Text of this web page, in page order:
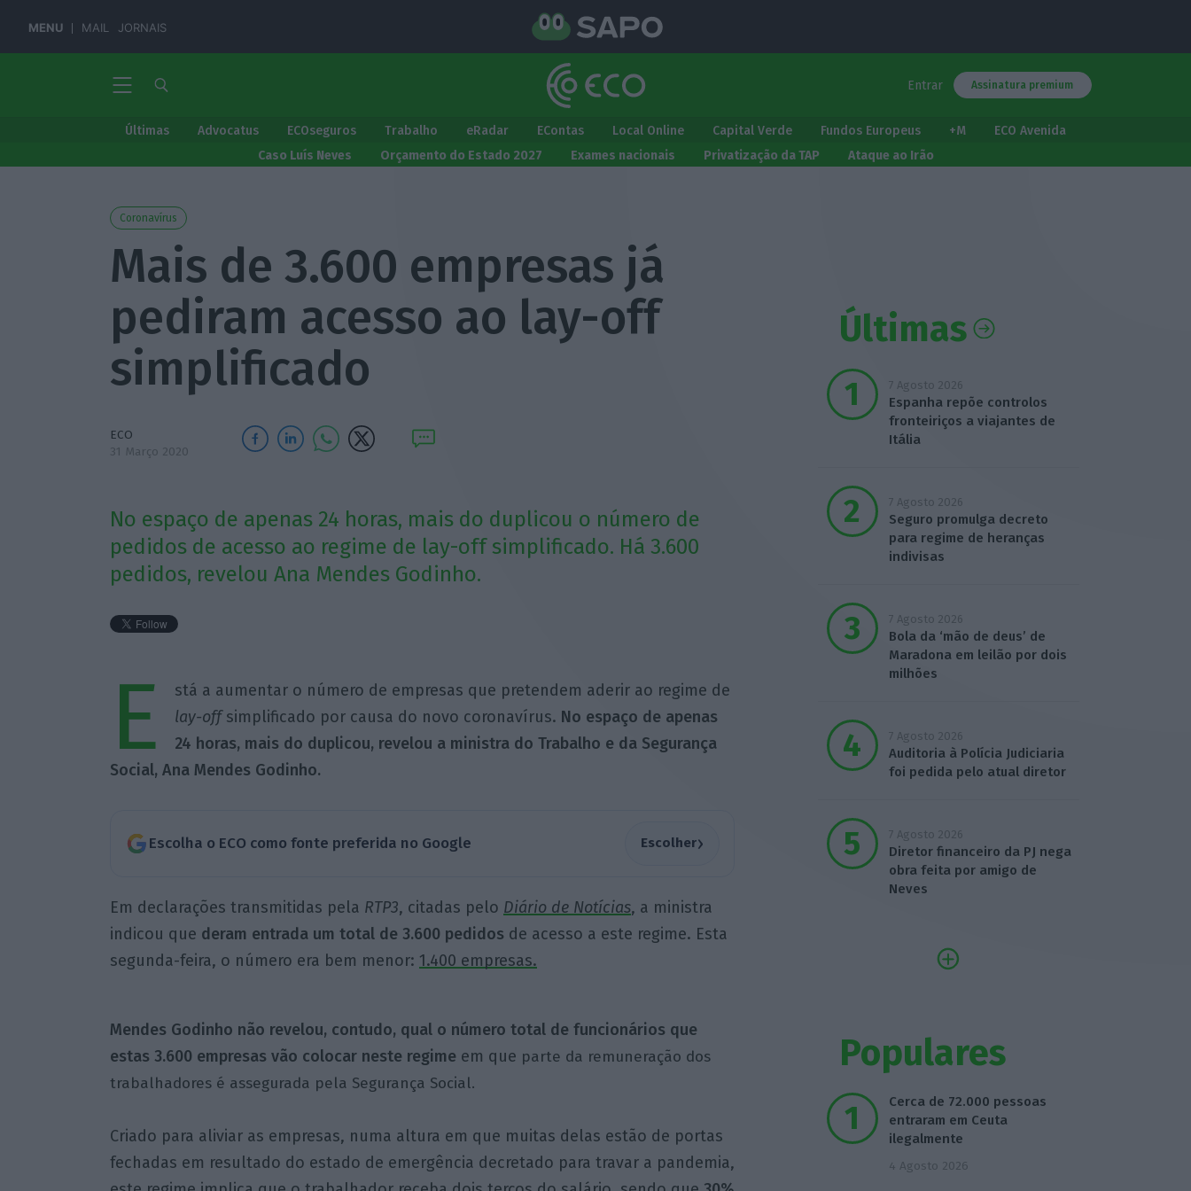
MENU MAIL JORNAIS
Entrar Assinatura premium
Últimas Advocatus ECOseguros Trabalho eRadar EContas Local Online Capital Verde Fundos Europeus +M
ECO Avenida
Caso Luís Neves
Orçamento do Estado 2027 Exames nacionais Privatização da TAP Ataque ao Irão
Coronavírus
Mais de 3.600 empresas já
pediram acesso ao lay-off
simplificado
ECO
31 Março 2020
No espaço de apenas 24 horas, mais do duplicou o número de
pedidos de acesso ao regime de lay-off simplificado. Há 3.600
pedidos, revelou Ana Mendes Godinho.
E
stá a aumentar o número de empresas que pretendem aderir ao regime de
lay-offsimplificado por causa do novo coronavírus. No espaço de apenas
24 horas, mais do duplicou, revelou a ministra do Trabalho e da Segurança
Social, Ana Mendes Godinho.
Escolha o ECO como fonte preferida no Google Escolher›
Em declarações transmitidas pela RTP3, citadas pelo Diário de Notícias, a ministra
indicou que deram entrada um total de 3.600 pedidos de acesso a este regime. Esta
segunda-feira, o número era bem menor: 1.400 empresas.
Mendes Godinho não revelou, contudo, qual o número total de funcionários que
estas 3.600 empresas vão colocar neste regime em que parte da remuneração dos
trabalhadores é assegurada pela Segurança Social.
Criado para aliviar as empresas, numa altura em que muitas delas estão de portas
fechadas em resultado do estado de emergência decretado para travar a pandemia,
Últimas
7 Agosto 2026
Espanha repõe controlos
fronteiriços a viajantes de
Itália
7 Agosto 2026
Seguro promulga decreto
para regime de heranças
indivisas
7 Agosto 2026
Bola da ‘mão de deus’ de
Maradona em leilão por dois
milhões
7 Agosto 2026
Auditoria à Polícia Judiciaria
foi pedida pelo atual diretor
7 Agosto 2026
Diretor financeiro da PJ nega
obra feita por amigo de
Neves
Populares
Cerca de 72.000 pessoas
entraram em Ceuta
ilegalmente
4 Agosto 2026